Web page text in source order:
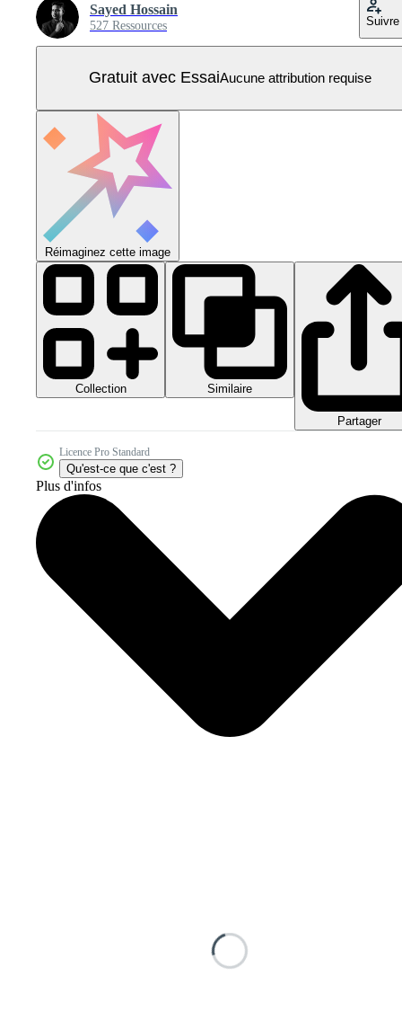
Sayed Hossain
527 Ressources Suivre
Gratuit avec EssaiAucune attribution requise
Réimaginez cette image
Collection Similaire
Partager
Licence Pro Standard
Qu'est-ce que c'est ?
Plus d'infos